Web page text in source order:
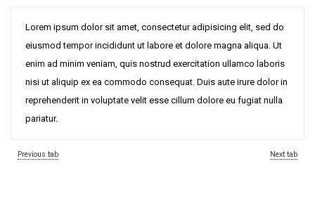
Lorem ipsum dolor sit amet, consectetur adipisicing elit, sed do
eiusmod tempor incididunt ut labore et dolore magna aliqua. Ut
enim ad minim veniam, quis nostrud exercitation ullamco laboris
nisi ut aliquip ex ea commodo consequat. Duis aute irure dolor in
reprehenderit in voluptate velit esse cillum dolore eu fugiat nulla
pariatur.
Previous tab Next tab